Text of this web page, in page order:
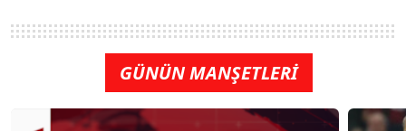
GÜNÜN MANŞETLERİ